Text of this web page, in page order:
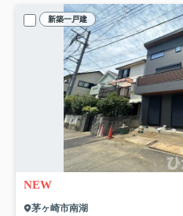
新築一戸建
NEW
茅ヶ崎市南湖